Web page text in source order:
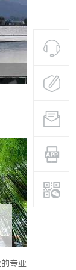
全面解析
看体验
专业